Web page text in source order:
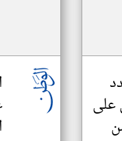
على
إلى 5 من